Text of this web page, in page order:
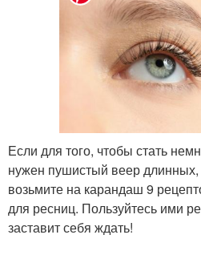
Если для того, чтобы стать
нужен пушистый веер длинных,
возьмите на карандаш 9
для ресниц. Пользуйтесь ими
заставит себя ждать!